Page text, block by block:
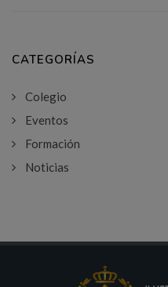
CATEGORÍAS
Colegio
Eventos
Formación
Noticias